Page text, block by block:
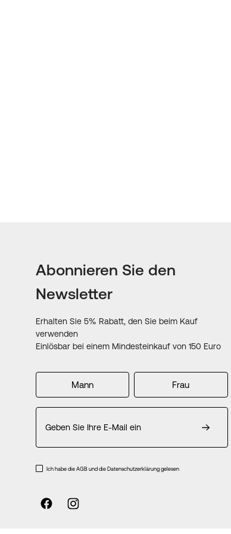
Abonnieren Sie den
Newsletter
Erhalten Sie 5% Rabatt, den Sie beim Kauf
verwenden
Einlösbar bei einem Mindesteinkauf von 150 Euro
Mann Frau
Sie
Ich habe die AGB und die Datenschutzerklärung gelesen